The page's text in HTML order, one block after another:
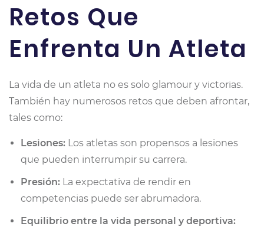
Retos Que
Enfrenta Un Atleta
La vida de un atleta no es solo glamour y victorias.
También hay numerosos retos que deben afrontar,
tales como:
Lesiones: Los atletas son propensos a lesiones
que pueden interrumpir su carrera.
Presión: La expectativa de rendir en
competencias puede ser abrumadora.
Equilibrio entre la vida personal y deportiva: